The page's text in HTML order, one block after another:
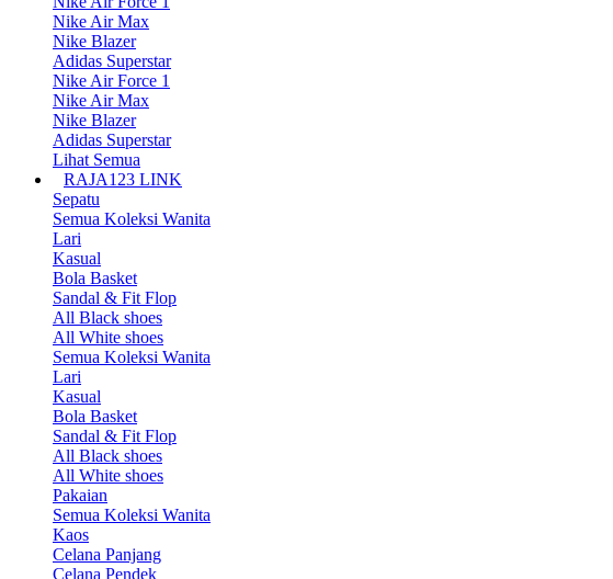
Nike Air Max
Nike Blazer
Adidas Superstar
Nike Air Force 1
Nike Air Max
Nike Blazer
Adidas Superstar
Lihat Semua
RAJA123 LINK
Sepatu
Semua Koleksi Wanita
Lari
Kasual
Bola Basket
Sandal & Fit Flop
All Black shoes
All White shoes
Semua Koleksi Wanita
Lari
Kasual
Bola Basket
Sandal & Fit Flop
All Black shoes
All White shoes
Pakaian
Semua Koleksi Wanita
Kaos
Celana Panjang
Celana Pendek